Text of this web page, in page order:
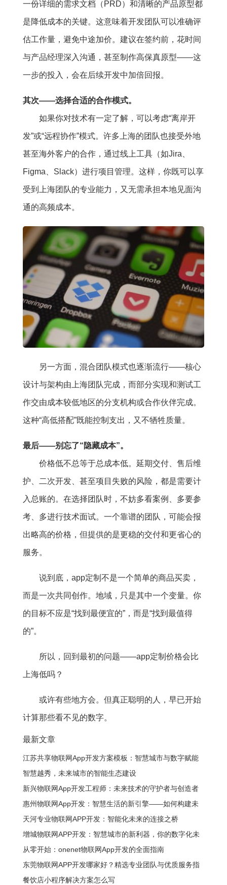
一份详细的需求文档（PRD）和清晰的产品原型都
是降低成本的关键。这意味着开发团队可以准确评
估工作量，避免中途加价。建议在签约前，花时间
与产品经理深入沟通，甚至制作高保真原型——这
一步的投入，会在后续开发中加倍回报。
其次——选择合适的合作模式。
如果你对技术有一定了解，可以考虑“离岸开
发”或“远程协作”模式。许多上海的团队也接受外地
甚至海外客户的合作，通过线上工具（如Jira、
Figma、Slack）进行项目管理。这样，你既可以享
受到上海团队的专业能力，又无需承担本地见面沟
通的高频成本。
另一方面，混合团队模式也逐渐流行——核心
设计与架构由上海团队完成，而部分实现和测试工
作交由成本较低地区的分支机构或合作伙伴完成。
这种“高低搭配”既能控制支出，又不牺牲质量。
最后——别忘了“隐藏成本”。
价格低不总等于总成本低。延期交付、售后维
护、二次开发、甚至项目失败的风险，都是需要计
入总账的。在选择团队时，不妨多看案例、多要参
考、多进行技术面试。一个靠谱的团队，可能会报
出略高的价格，但提供的是更稳的交付和更省心的
服务。
说到底，app定制不是一个简单的商品买卖，
而是一次共同创作。地域，只是其中一个变量。你
的目标不应是“找到最便宜的”，而是“找到最值得
的”。
所以，回到最初的问题——app定制价格会比
上海低吗？
或许有些地方会。但真正聪明的人，早已开始
计算那些看不见的数字。
最新文章
江苏共享物联网App开发方案模板：智慧城市与数字赋能
的全新生态
智慧越秀，未来城市的智能生态建设
新兴物联网App开发工程师：未来技术的守护者与创造者
惠州物联网App开发：智慧生活的新引擎——如何构建未
来的数字化生态
天河专业物联网APP开发：智能化未来的连接之桥
增城物联网APP开发：智慧城市的新利器，你的数字化未
来开始在这里
从零开始：onenet物联网App开发的全面指南
东莞物联网APP开发哪家好？精选专业团队与优质服务指
南
餐饮店小程序解决方案怎么写